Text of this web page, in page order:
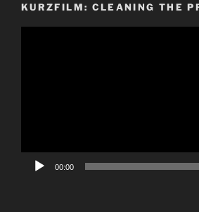
KURZFILM: CLEANING THE
00:00